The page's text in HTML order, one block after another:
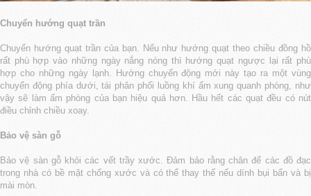
Chuyển hướng quạt trần
Chuyển hướng quạt trần của bạn. Nếu như hướng quạt theo chiều đồng hồ
rất phù hợp vào những ngày nắng nóng thì hướng quạt ngược lại rất phù
hợp cho những ngày lạnh. Hướng chuyển động mới này tạo ra một vùng
chuyển động phía dưới, tái phân phối luồng khí ấm xung quanh phòng, như
vậy sẽ làm ấm phòng của bạn hiệu quả hơn. Hầu hết các quạt đều có nút
điều chỉnh chiều xoay.
Bảo vệ sàn gỗ
Bảo vệ sàn gỗ khỏi các vết trầy xước. Đảm bảo rằng chân đế các đồ đạc
trong nhà có bề mặt chống xước và có thể thay thế nếu dính bụi bẩn và bị
mài mòn.